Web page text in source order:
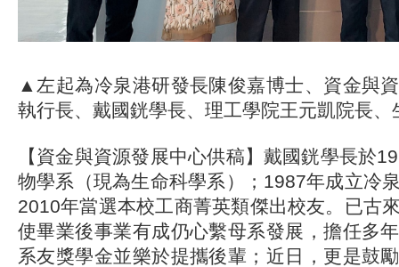
▲左起為冷泉港研發長陳俊嘉博士、資金與
執行長、戴國銧學長、理工學院王元凱院長、
【資金與資源發展中心供稿】戴國銧學長於
物學系（現為生命科學系）；1987年成立冷
2010年當選本校工商菁英類傑出校友。已古
使畢業後事業有成仍心繫母系發展，擔任多
系友獎學金並樂於提攜後輩；近日，更是鼓